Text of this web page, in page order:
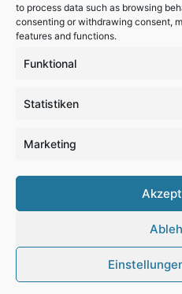
to process data such as browsing
consenting or withdrawing consent,
features and functions.
Funktional
Statistiken
Marketing
RSS X